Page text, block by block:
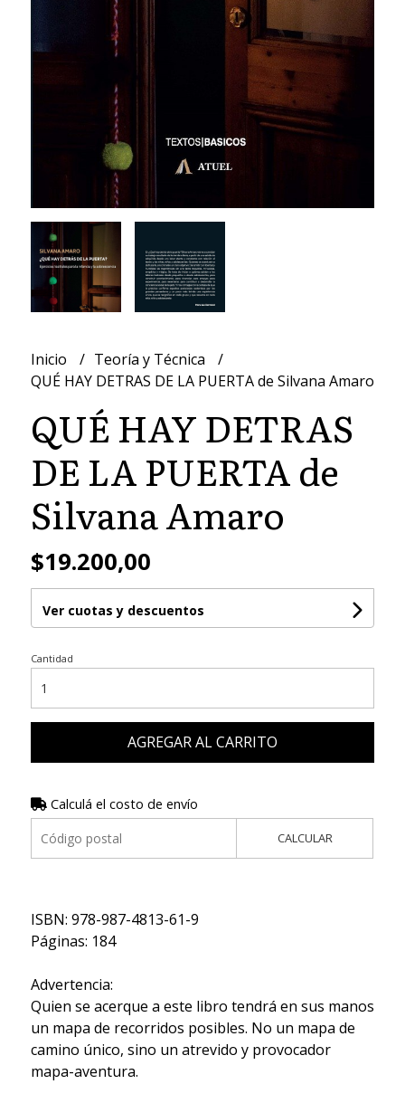
Inicio
Teoría y Técnica
QUÉ HAY DETRAS DE LA PUERTA de Silvana Amaro
QUÉ HAY DETRAS
DE LA PUERTA de
Silvana Amaro
$19.200,00
Ver cuotas y descuentos
Cantidad
AGREGAR AL CARRITO
Calculá el costo de envío
CALCULAR
ISBN: 978-987-4813-61-9
Páginas: 184
Advertencia:
Quien se acerque a este libro tendrá en sus manos
un mapa de recorridos posibles. No un mapa de
camino único, sino un atrevido y provocador
mapa-aventura.